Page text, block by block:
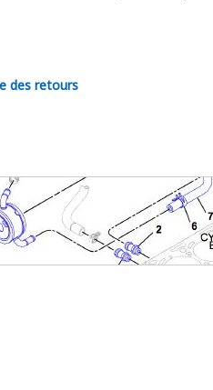
des retours